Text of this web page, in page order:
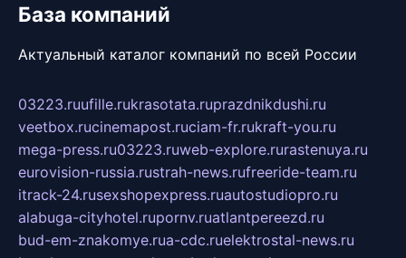
База компаний
Актуальный каталог компаний по всей России
03223.ruufille.rukrasotata.ruprazdnikdushi.ru
veetbox.rucinemapost.ruciam-fr.rukraft-you.ru
mega-press.ru03223.ruweb-explore.rurastenuya.ru
eurovision-russia.rustrah-news.rufreeride-team.ru
itrack-24.rusexshopexpress.ruautostudiopro.ru
alabuga-cityhotel.rupornv.ruatlantpereezd.ru
bud-em-znakomye.rua-cdc.ruelektrostal-news.ru